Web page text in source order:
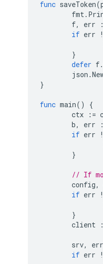
func saveToken(
fmt.
f, err
if err
}
defer f.
json .
}
func main()
{
ctx
:=
b, err
if err
}
// If
config,
if err
}
client
srv, err
if err